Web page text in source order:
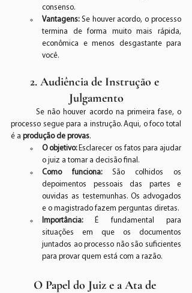
consenso.
Vantagens: Se houver acordo, o processo
termina de forma muito mais rápida,
econômica e menos desgastante para
você.
2. Audiência de Instrução e
Julgamento
	Se não houver acordo na primeira fase, o
processo segue para a instrução. Aqui, o foco total
é a produção de provas.
O objetivo: Esclarecer os fatos para ajudar
o juiz a tomar a decisão final.
Como funciona: São colhidos os
depoimentos pessoais das partes e
ouvidas as testemunhas. Os advogados
e o magistrado fazem perguntas diretas.
Importância: É fundamental para
situações em que os documentos
juntados ao processo não são suficientes
para provar quem está com a razão.
O Papel do Juiz e a Ata de